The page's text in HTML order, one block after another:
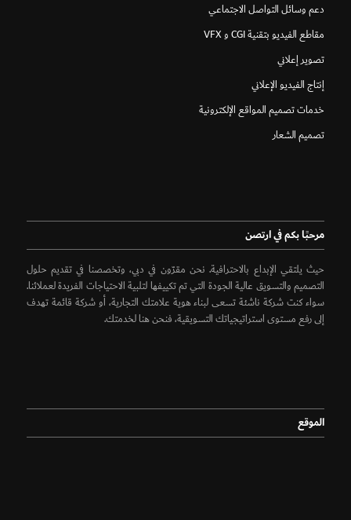
دعم وسائل التواصل الاجتماعي
مقاطع الفيديو بتقنية CGI و VFX
تصوير إعلاني
إنتاج الفيديو الإعلاني
خدمات تصميم المواقع الإلكترونية
تصميم الشعار
مرحبًا بكم في ارتصن
حيث يلتقي الإبداع بالاحترافية. نحن مقرّون في دبي، وتخصصنا في تقديم حلول
التصميم والتسويق عالية الجودة التي تم تكييفها لتلبية الاحتياجات الفريدة لعملائنا.
سواء كنت شركة ناشئة تسعى لبناء هوية علامتك التجارية، أو شركة قائمة تهدف
إلى رفع مستوى استراتيجياتك التسويقية، فنحن هنا لخدمتك.
الموقع